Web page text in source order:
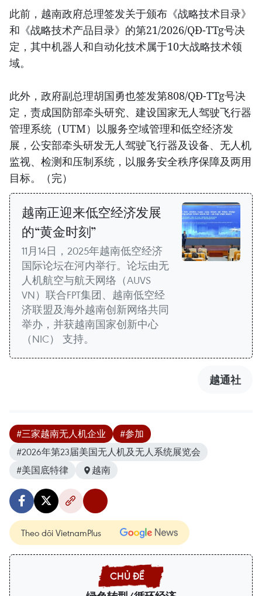
此前，越南政府总理签发关于颁布《战略技术目录》
和《战略技术产品目录》的第21/2026/QĐ-TTg号决
定，其中机器人和自动化技术属于10大战略技术领
域。
此外，政府副总理胡国勇也签发第808/QĐ-TTg号决
定，责成国防部牵头研究、建设国家无人驾驶飞行器
管理系统（UTM）以服务空域管理和低空经济发
展，公安部牵头研发无人驾驶飞行器及设备、无人机
监视、检测和压制系统，以服务安全秩序保障及两用
目标。（完）
越南正迎来低空经济发展
的“黄金时刻”
11月14日，2025年越南低空经济
国际论坛在河内举行。论坛由无
人机航空与航天网络（AUVS
VN）联合FPT集团、越南低空经
济联盟及海外越南创新网络共同
举办，并获越南国家创新中心
（NIC） 支持。
越通社
#三家越南无人机企业
#参加
#2026年第23届美国无人机及无人系统展览会
#美国底特律
越南
Theo dõi VietnamPlus